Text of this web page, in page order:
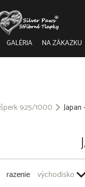
GALÉRIA NA ZÁKAZKU
925/1000 Japan
razenie východisko